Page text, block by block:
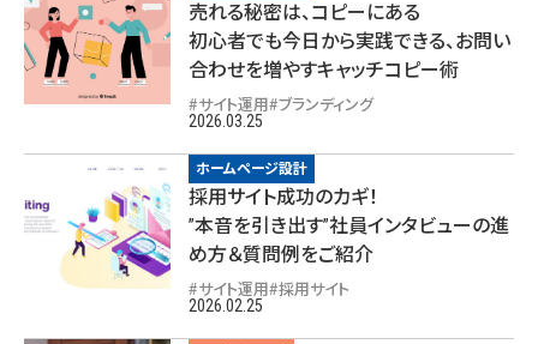
売れる秘密は、コピーにある
初心者でも今日から実践できる、お問い
合わせを増やすキャッチコピー術
サイト運用 ブランディング
2026.03.25
ホームページ設計
採用サイト成功のカギ！
”本音を引き出す”社員インタビューの進
め方＆質問例をご紹介
サイト運用 採用サイト
2026.02.25